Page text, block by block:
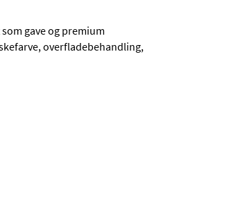
gave og premium
overfladebehandling,